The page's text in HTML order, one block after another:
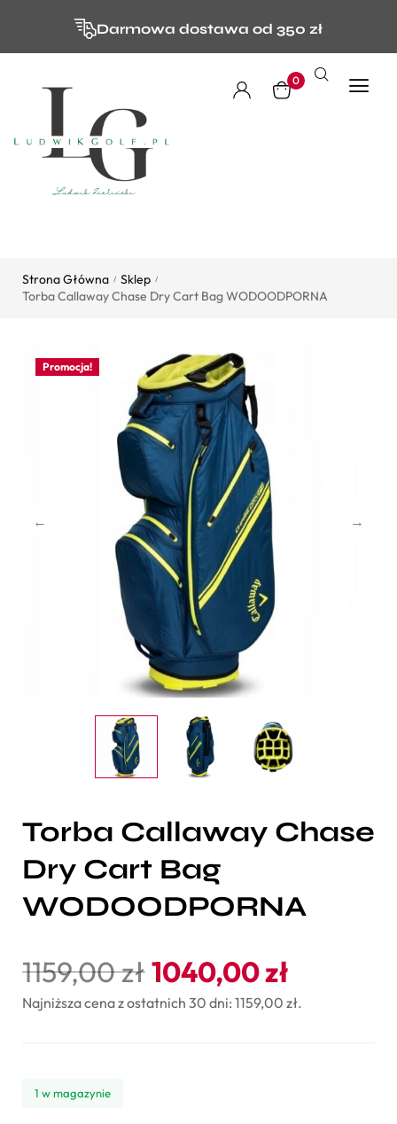
Darmowa dostawa od 350 zł
0
Strona Główna / Sklep /
Torba Callaway Chase Dry Cart Bag WODOODPORNA
Promocja!
Torba Callaway Chase
Dry Cart Bag
WODOODPORNA
1159,00zł1040,00zł
Najniższa cena z ostatnich 30 dni: 1159,00 zł.
1 w magazynie